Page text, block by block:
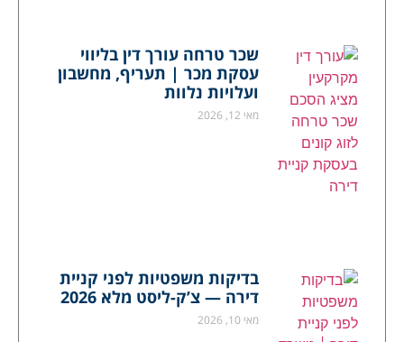
שכר טרחה עורך דין בליווי
עסקת מכר | תעריף, מחשבון
ועלויות נלוות
מאי 12, 2026
בדיקות משפטיות לפני קניית
דירה — צ’ק-ליסט מלא 2026
מאי 10, 2026